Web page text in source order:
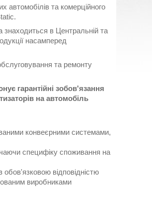
автомобілів та комерційного
знаходиться в Центральній та
насамперед
та ремонту
гарантійні зобов'язання
на автомобіль
конвеєрними системами,
специфіку споживання на
відповідністю
виробниками